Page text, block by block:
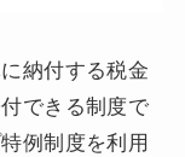
納付する税金
できる制度で
例制度を利用